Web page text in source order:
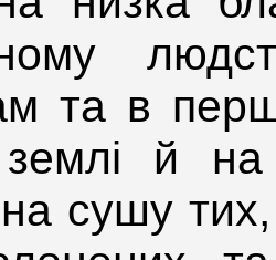
та в
й на
сушу